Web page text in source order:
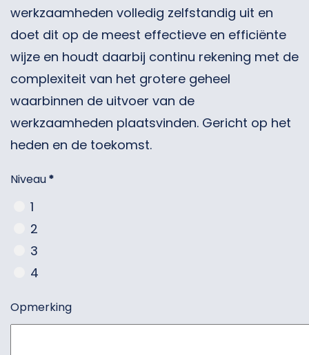
werkzaamheden volledig zelfstandig uit en
doet dit op de meest effectieve en efficiënte
wijze en houdt daarbij continu rekening met de
complexiteit van het grotere geheel
waarbinnen de uitvoer van de
werkzaamheden plaatsvinden. Gericht op het
heden en de toekomst.
Niveau*
1
2
3
4
Opmerking